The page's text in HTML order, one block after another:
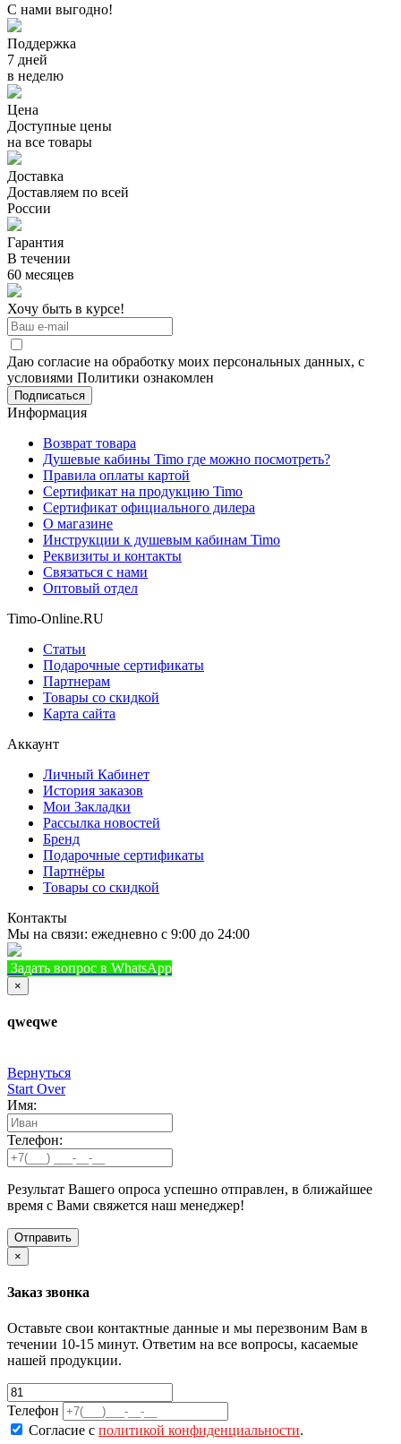
С нами выгодно!
Поддержка
7 дней
в неделю
Цена
Доступные цены
на все товары
Доставка
Доставляем по всей
России
Гарантия
В течении
60 месяцев
Хочу быть в курсе!
Даю согласие на обработку моих персональных данных, с
условиями Политики ознакомлен
Информация
Возврат товара
Душевые кабины Timo где можно посмотреть?
Правила оплаты картой
Сертификат на продукцию Timo
Сертификат официального дилера
О магазине
Инструкции к душевым кабинам Timo
Реквизиты и контакты
Связаться с нами
Оптовый отдел
Timo-Online.RU
Статьи
Подарочные сертификаты
Партнерам
Товары со скидкой
Карта сайта
Аккаунт
Личный Кабинет
История заказов
Мои Закладки
Рассылка новостей
Бренд
Подарочные сертификаты
Партнёры
Товары со скидкой
Контакты
Мы на связи: ежедневно с 9:00 до 24:00
Задать вопрос в WhatsApp
×
qweqwe
Вернуться
Start Over
Имя:
Телефон:
Результат Вашего опроса успешно отправлен, в ближайшее
время с Вами свяжется наш менеджер!
×
Заказ звонка
Оставьте свои контактные данные и мы перезвоним Вам в
течении 10-15 минут. Ответим на все вопросы, касаемые
нашей продукции.
Телефон
Согласие с политикой конфиденциальности.